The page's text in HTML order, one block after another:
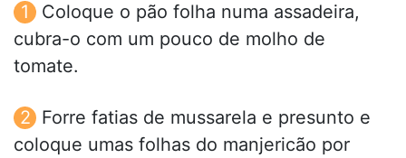
Coloque o pão folha numa assadeira,
cubra-o com um pouco de molho de
tomate.
Forre fatias de mussarela e presunto e
coloque umas folhas do manjericão por